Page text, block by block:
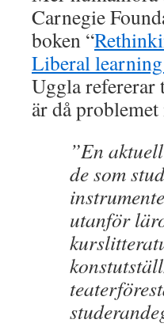
Carnegie
boken “
Liberal
Uggla
är då
”En
de som
utanför